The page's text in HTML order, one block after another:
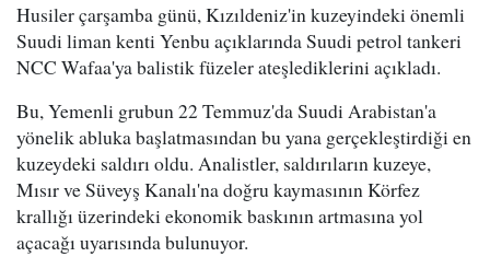
Husiler çarşamba günü, Kızıldeniz'in kuzeyindeki önemli
Suudi liman kenti Yenbu açıklarında Suudi petrol tankeri
NCC Wafaa'ya balistik füzeler ateşlediklerini açıkladı.
Bu, Yemenli grubun 22 Temmuz'da Suudi Arabistan'a
yönelik abluka başlatmasından bu yana gerçekleştirdiği en
kuzeydeki saldırı oldu. Analistler, saldırıların kuzeye,
Mısır ve Süveyş Kanalı'na doğru kaymasının Körfez
krallığı üzerindeki ekonomik baskının artmasına yol
açacağı uyarısında bulunuyor.